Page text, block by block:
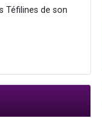
Téfilines de son